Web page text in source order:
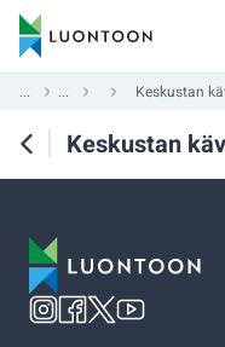
... ... Keskustan
Keskustan